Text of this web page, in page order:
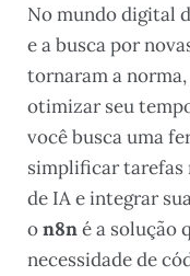
No mundo digital
e a busca por
tornaram a
otimizar seu
você busca uma
simplificar tarefas
de IA e integrar
on8né a solução
necessidade de